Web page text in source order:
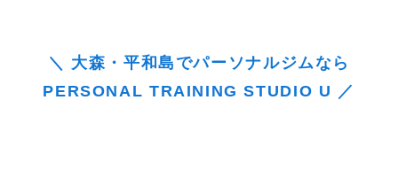
＼ 大森・平和島でパーソナルジムなら
PERSONAL TRAINING STUDIO U ／